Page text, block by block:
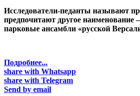
Исследователи-педанты называют
предпочитают другое
парковые ансамбли «русской
Подробнее...
share with Whatsapp
share with Telegram
Send by email